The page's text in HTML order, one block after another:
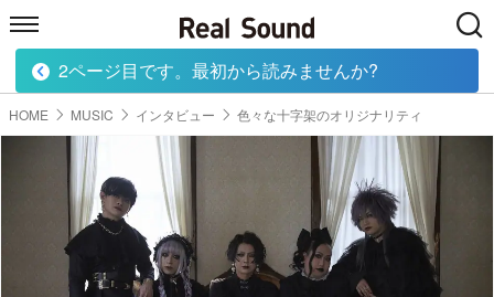
HOME MUSIC MOVIE TECH
HOME MUSIC インタビュー 色々な十字架のオリジナリティ
2ページ目です。最初から読みませんか?